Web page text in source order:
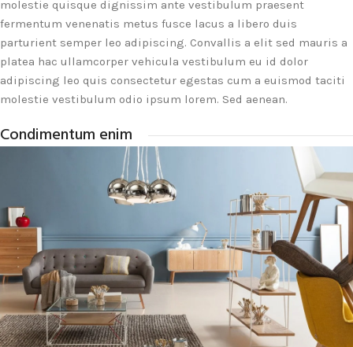
molestie quisque dignissim ante vestibulum praesent
fermentum venenatis metus fusce lacus a libero duis
parturient semper leo adipiscing. Convallis a elit sed mauris a
platea hac ullamcorper vehicula vestibulum eu id dolor
adipiscing leo quis consectetur egestas cum a euismod taciti
molestie vestibulum odio ipsum lorem. Sed aenean.
Condimentum enim